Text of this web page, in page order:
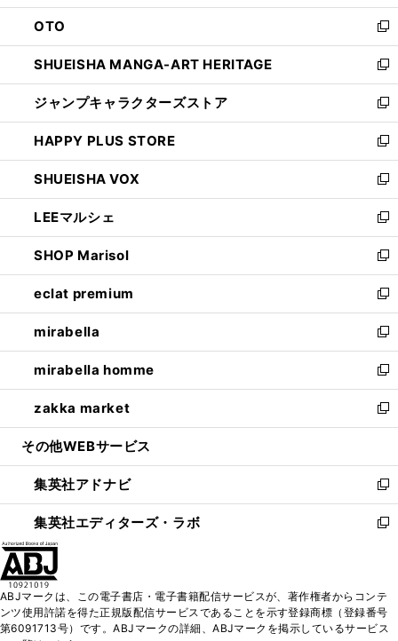
ウ
で
開
く
ン
ド
ウ
で
開
く
OTO
新
し
い
ウ
ィ
ン
ド
ウ
で
開
く
SHUEISHA MANGA-ART HERITAGE
新
し
い
ウ
ィ
ン
ド
ウ
で
開
く
ジャンプキャラクターズストア
新
し
い
ウ
ィ
ン
ド
ウ
で
開
く
HAPPY PLUS STORE
新
し
い
ウ
ィ
ン
ド
ウ
で
開
く
SHUEISHA VOX
新
し
い
ウ
ィ
ン
ド
ウ
で
開
く
LEEマルシェ
新
し
い
ウ
ィ
ン
ド
ウ
で
開
く
SHOP Marisol
新
し
い
ウ
ィ
ン
ド
ウ
で
開
eclat premium
新
し
い
ウ
ィ
ン
ド
ウ
開
く
mirabella
新
し
い
ウ
ィ
ン
ウ
で
開
く
mirabella homme
新
し
い
ウ
ン
ド
ウ
で
zakka market
新
し
ウ
ィ
ン
ド
く
その他WEBサービス
集英社アドナビ
新
し
い
ド
ウ
で
集英社エディターズ・ラボ
新
ィ
ン
ABJマークは、この電子書店・電子書籍配信サービスが、著作権者からコンテ
ンツ使用許諾を得た正規版配信サービスであることを示す登録商標（登録番号
第6091713号）です。ABJマークの詳細、ABJマークを掲示しているサービス